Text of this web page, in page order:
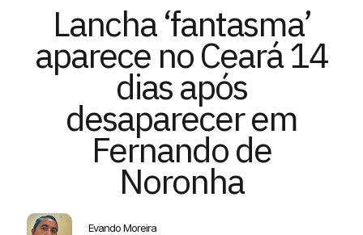
Lancha ‘fantasma’
aparece no Ceará 14
dias após
desaparecer em
Fernando de
Noronha
Evando Moreira